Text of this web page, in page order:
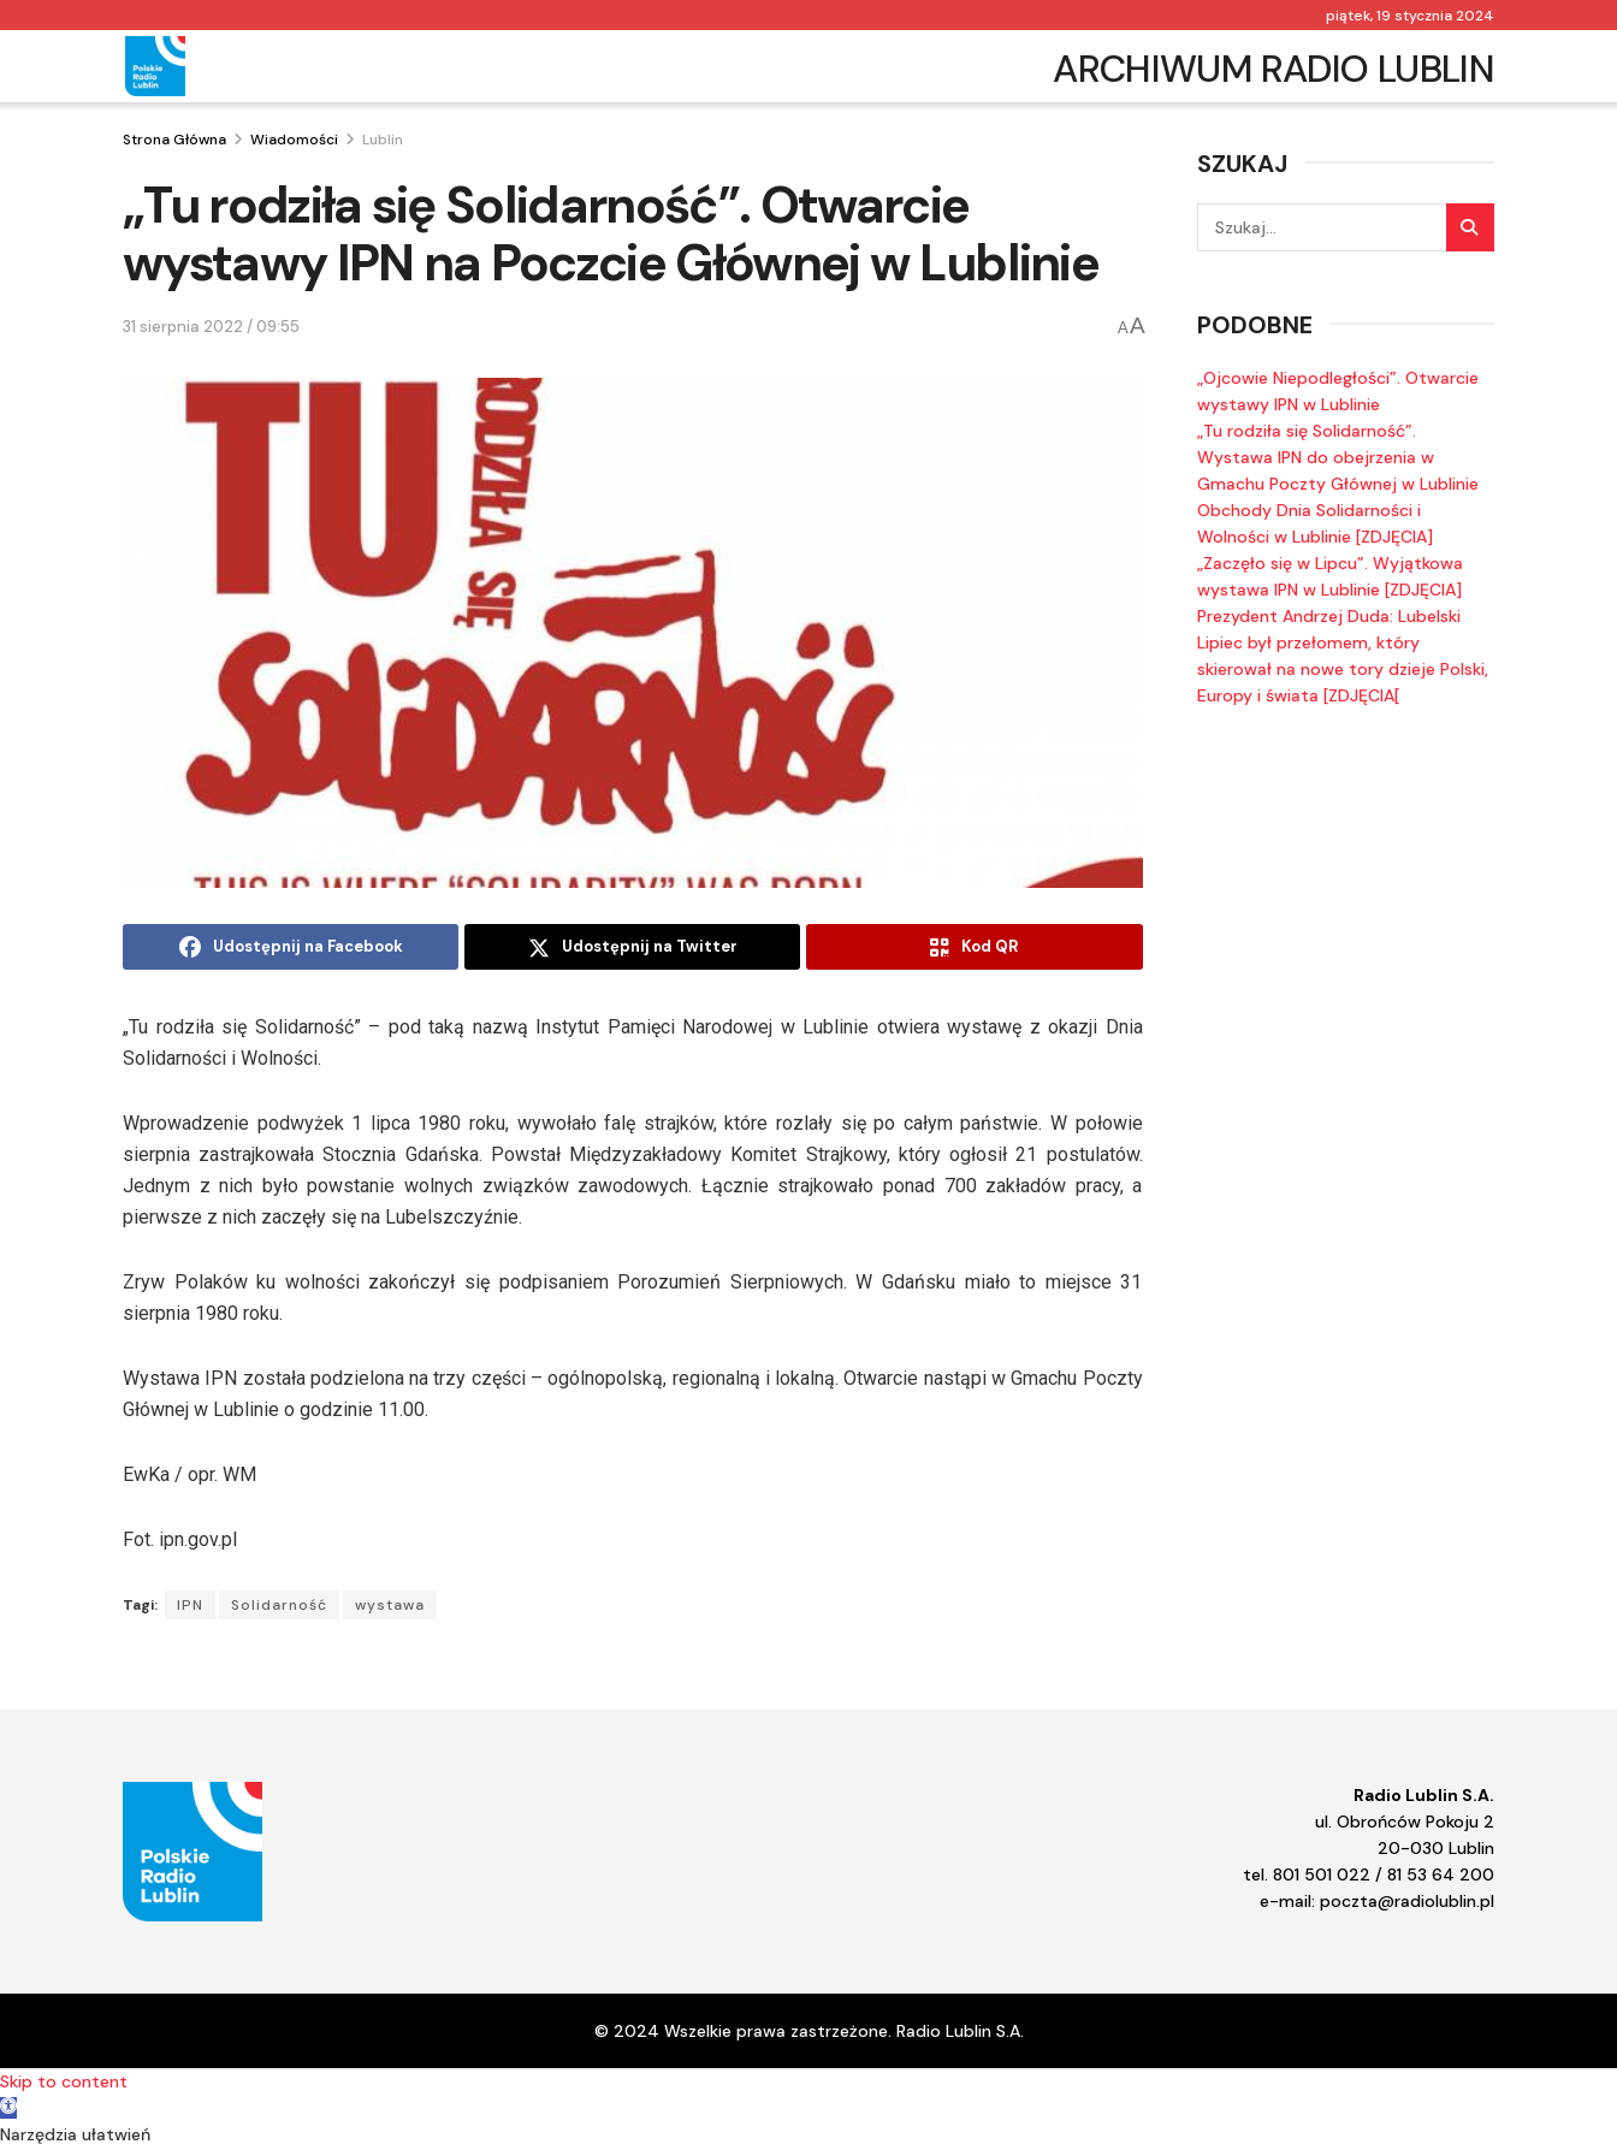
piątek, 19 stycznia 2024
ARCHIWUM RADIO LUBLIN
Strona Główna Wiadomości Lublin
„Tu rodziła się Solidarność”. Otwarcie
wystawy IPN na Poczcie Głównej w Lublinie
31 sierpnia 2022 / 09:55 AA
Udostępnij na Facebook Udostępnij na Twitter Kod QR
„Tu rodziła się Solidarność” – pod taką nazwą Instytut Pamięci Narodowej w Lublinie otwiera wystawę z okazji Dnia
Solidarności i Wolności.
Wprowadzenie podwyżek 1 lipca 1980 roku, wywołało falę strajków, które rozlały się po całym państwie. W połowie
sierpnia zastrajkowała Stocznia Gdańska. Powstał Międzyzakładowy Komitet Strajkowy, który ogłosił 21 postulatów.
Jednym z nich było powstanie wolnych związków zawodowych. Łącznie strajkowało ponad 700 zakładów pracy, a
pierwsze z nich zaczęły się na Lubelszczyźnie.
Zryw Polaków ku wolności zakończył się podpisaniem Porozumień Sierpniowych. W Gdańsku miało to miejsce 31
sierpnia 1980 roku.
Wystawa IPN została podzielona na trzy części – ogólnopolską, regionalną i lokalną. Otwarcie nastąpi w Gmachu Poczty
Głównej w Lublinie o godzinie 11.00.
EwKa / opr. WM
Fot. ipn.gov.pl
Tagi: IPN Solidarność wystawa
SZUKAJ
PODOBNE
„Ojcowie Niepodległości”. Otwarcie
wystawy IPN w Lublinie
„Tu rodziła się Solidarność”.
Wystawa IPN do obejrzenia w
Gmachu Poczty Głównej w Lublinie
Obchody Dnia Solidarności i
Wolności w Lublinie [ZDJĘCIA]
„Zaczęło się w Lipcu”. Wyjątkowa
wystawa IPN w Lublinie [ZDJĘCIA]
Prezydent Andrzej Duda: Lubelski
Lipiec był przełomem, który
skierował na nowe tory dzieje Polski,
Europy i świata [ZDJĘCIA[
Radio Lublin S.A.
ul. Obrońców Pokoju 2
20-030 Lublin
tel. 801 501 022 / 81 53 64 200
e-mail: poczta@radiolublin.pl
© 2024 Wszelkie prawa zastrzeżone. Radio Lublin S.A.
Skip to content
Open toolbar
Narzędzia ułatwień